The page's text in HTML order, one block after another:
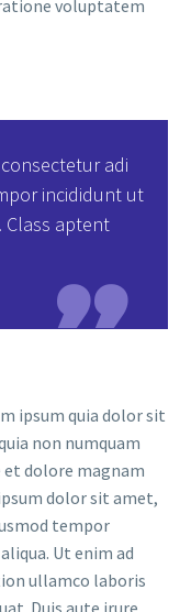
voluptatem
adi
incididunt ut
Class aptent

ipsum quia dolor sit
non numquam
dolore magnam
dolor sit amet,
tempor
Ut enim ad
ullamco laboris
Duis aute irure